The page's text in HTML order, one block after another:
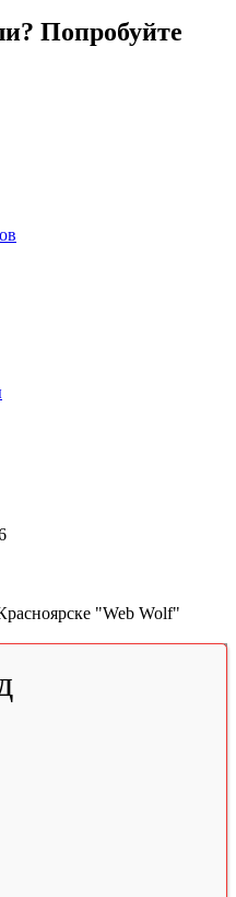
Попробуйте
"Web Wolf"